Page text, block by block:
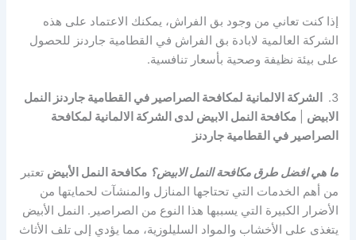
إذا كنت تعاني من وجود بق الفراش، يمكنك الاعتماد على هذه
الشركة العالمية لابادة بق الفراش في القطامية جاردنز للحصول
على بيئة نظيفة وصحية بأسعار تنافسية.
3.
الشركة الالمانية لمكافحة الصراصير في القطامية جاردنز النمل
الابيض |مكافحة النمل الابيض لدى الشركة الالمانية لمكافحة
الصراصير في القطامية جاردنز
ما هي افضل طرق مكافحة النمل الابيض؟ مكافحة النمل الأبيض تعتبر
من أهم الخدمات التي تحتاجها المنازل والمنشآت لحمايتها من
الأضرار الكبيرة التي يسببها هذا النوع من الصراصير. النمل الأبيض
يتغذى على الأخشاب والمواد السليلوزية، مما يؤدي إلى تلف الأثاث